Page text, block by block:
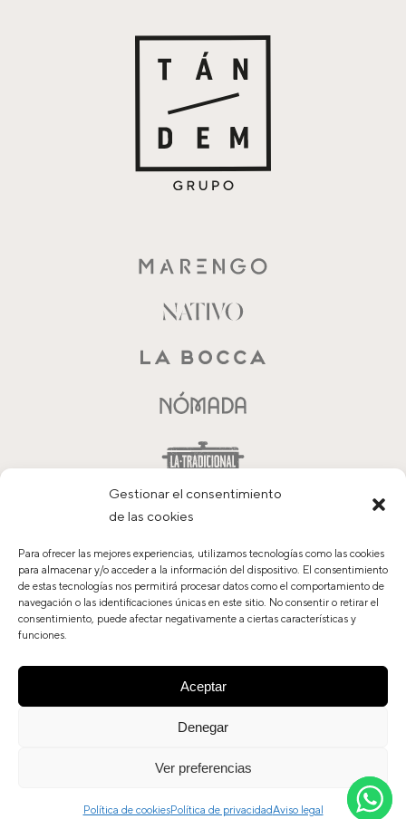
Gestionar el consentimiento
de las cookies
Para ofrecer las mejores experiencias, utilizamos tecnologías como las cookies
para almacenar y/o acceder a la información del dispositivo. El consentimiento
de estas tecnologías nos permitirá procesar datos como el comportamiento de
navegación o las identificaciones únicas en este sitio. No consentir o retirar el
consentimiento, puede afectar negativamente a ciertas características y
funciones.
Aceptar
Denegar
Ver preferencias
Política de cookiesPolítica de privacidadAviso legal
Contacto
Aviso legal
Política de cookies
© Tándem Grupo Hostelero, S.L. 2020. Todos los derechos